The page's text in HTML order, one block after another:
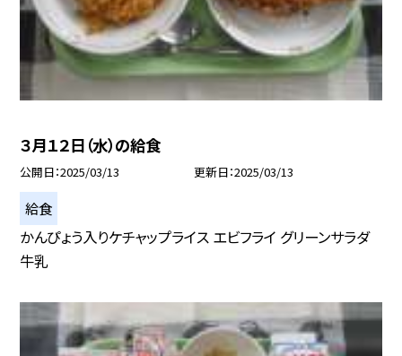
３月１２日（水）の給食
公開日 2025/03/13 更新日 2025/03/13
給食
かんぴょう入りケチャップライス エビフライ グリーンサラダ
牛乳